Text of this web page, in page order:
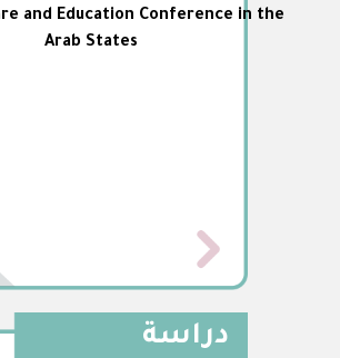
and Education Conference in the
Arab States
دراسة